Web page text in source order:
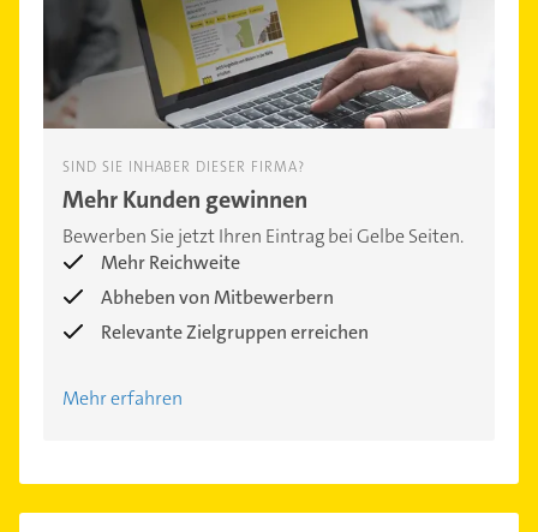
SIND SIE INHABER DIESER FIRMA?
Mehr Kunden gewinnen
Bewerben Sie jetzt Ihren Eintrag bei Gelbe Seiten.
Mehr Reichweite
Abheben von Mitbewerbern
Relevante Zielgruppen erreichen
Mehr erfahren